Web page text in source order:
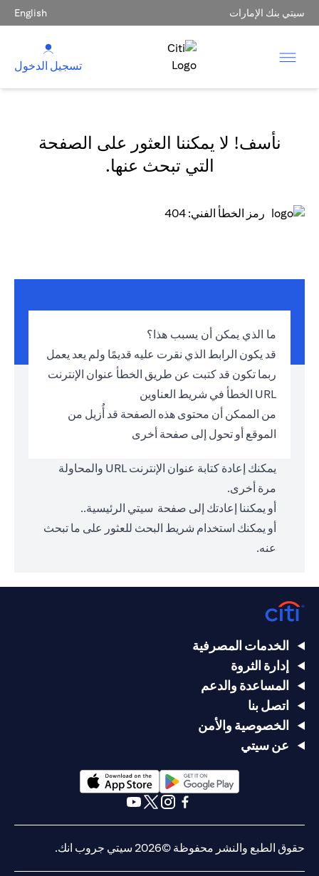
سيتي بنك الإمارات English
تسجيل الدخول
نأسف! لا يمكننا العثور على الصفحة
التي تبحث عنها.
رمز الخطأ الفني: 404
ما الذي يمكن أن يسبب هذا؟
قد يكون الرابط الذي نقرت عليه قديمًا ولم يعد يعمل
ربما تكون قد كتبت عن طريق الخطأ عنوان الإنترنت
URL الخطأ في شريط العناوين
من الممكن أن محتوى هذه الصفحة قد أُزيل من
الموقع أو تحول إلى صفحة أخرى
يمكنك إعادة كتابة عنوان الإنترنت URL والمحاولة
مرة أخرى.
أو يمكننا إعادتك إلى صفحة سيتي الرئيسية..
أو يمكنك استخدام شريط البحث للعثور على ما تبحث
عنه.
الخدمات المصرفية
إدارة الثروة
المساعدة والدعم
اتصل بنا
الخصوصية والأمن
عن سيتي
opens in a new tab
opens in a new tab
حقوق الطبع والنشر محفوظة ©2026 سيتي جروب انك.